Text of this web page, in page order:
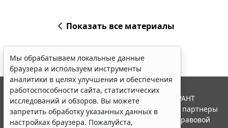
Показать все материалы
Мы обрабатываем локальные данные
браузера и используем инструменты
аналитики в целях улучшения и обеспечения
работоспособности сайта, статистических
исследований и обзоров. Вы можете
запретить обработку указанных данных в
настройках браузера. Пожалуйста,
© ООО "НПП "ГАРАНТ-СЕРВИС", 2026. Система ГАРАНТ
выпускается с 1990 года. Компания "Гарант" и ее партнеры
являются участниками Российской ассоциации правовой